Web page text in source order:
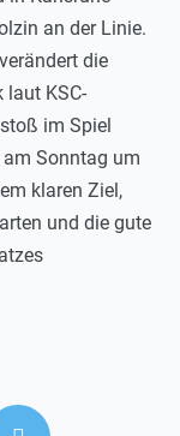
an der Linie.
die
laut KSC-
im Spiel
Sonntag um
klaren Ziel,
und die gute